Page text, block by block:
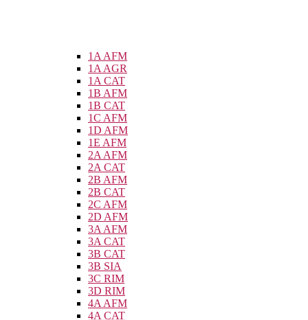
1A AFM
1A AGR
1A CAT
1B AFM
1B CAT
1C AFM
1D AFM
1E AFM
2A AFM
2A CAT
2B AFM
2B CAT
2C AFM
2D AFM
3A AFM
3A CAT
3B CAT
3B SIA
3C RIM
3D RIM
4A AFM
4A CAT